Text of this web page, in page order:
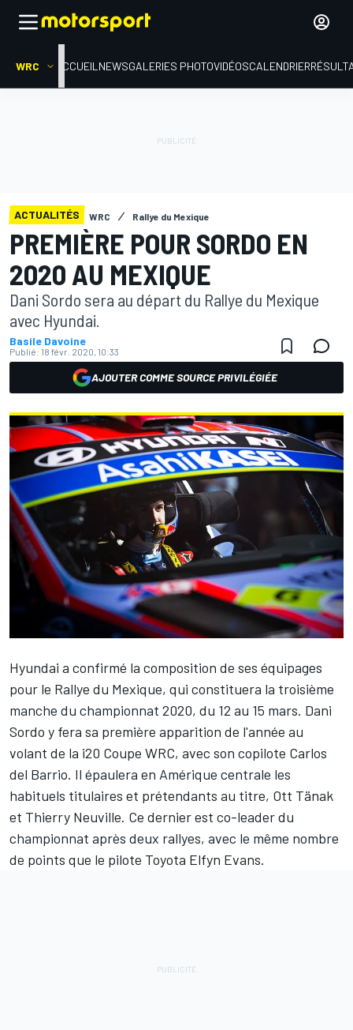
WRC ACCUEIL NEWSGALERIES PHOTOVIDÉOSCALENDRIER
ACTUALITÉS WRC Rallye du Mexique
PREMIÈRE POUR SORDO EN
2020 AU MEXIQUE
Dani Sordo sera au départ du Rallye du Mexique
avec Hyundai.
Basile Davoine
Publié: 18 févr. 2020, 10:33
AJOUTER COMME SOURCE PRIVILÉGIÉE
Hyundai a confirmé la composition de ses équipages
pour le Rallye du Mexique, qui constituera la troisième
manche du championnat 2020, du 12 au 15 mars. Dani
Sordo y fera sa première apparition de l'année au
volant de la i20 Coupe WRC, avec son copilote Carlos
del Barrio. Il épaulera en Amérique centrale les
habituels titulaires et prétendants au titre, Ott Tänak
et Thierry Neuville. Ce dernier est co-leader du
championnat après deux rallyes, avec le même nombre
de points que le pilote Toyota Elfyn Evans.